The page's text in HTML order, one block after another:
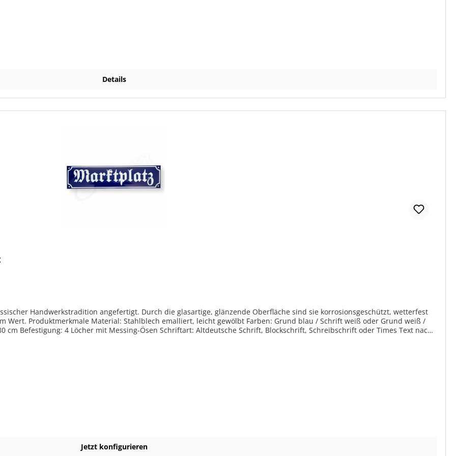
Details
Handwerkstradition angefertigt. Durch die glasartige, glänzende Oberfläche sind sie korrosionsgeschützt, wetterfest
Farben: Grund blau / Schrift weiß oder Grund weiß /
cm Befestigung: 4 Löcher mit Messing-Ösen Schriftart: Altdeutsche Schrift, Blockschrift, Schreibschrift oder Times Text nach
Jetzt konfigurieren